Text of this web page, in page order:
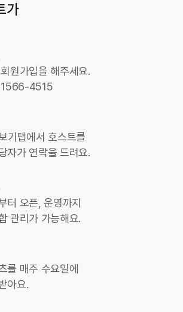
가
원가입을 해주세요.
1566-4515
기탭에서 호스트를
자가 연락을 드려요.
터 오픈, 운영까지
관리가 가능해요.
를 매주 수요일에
아요.